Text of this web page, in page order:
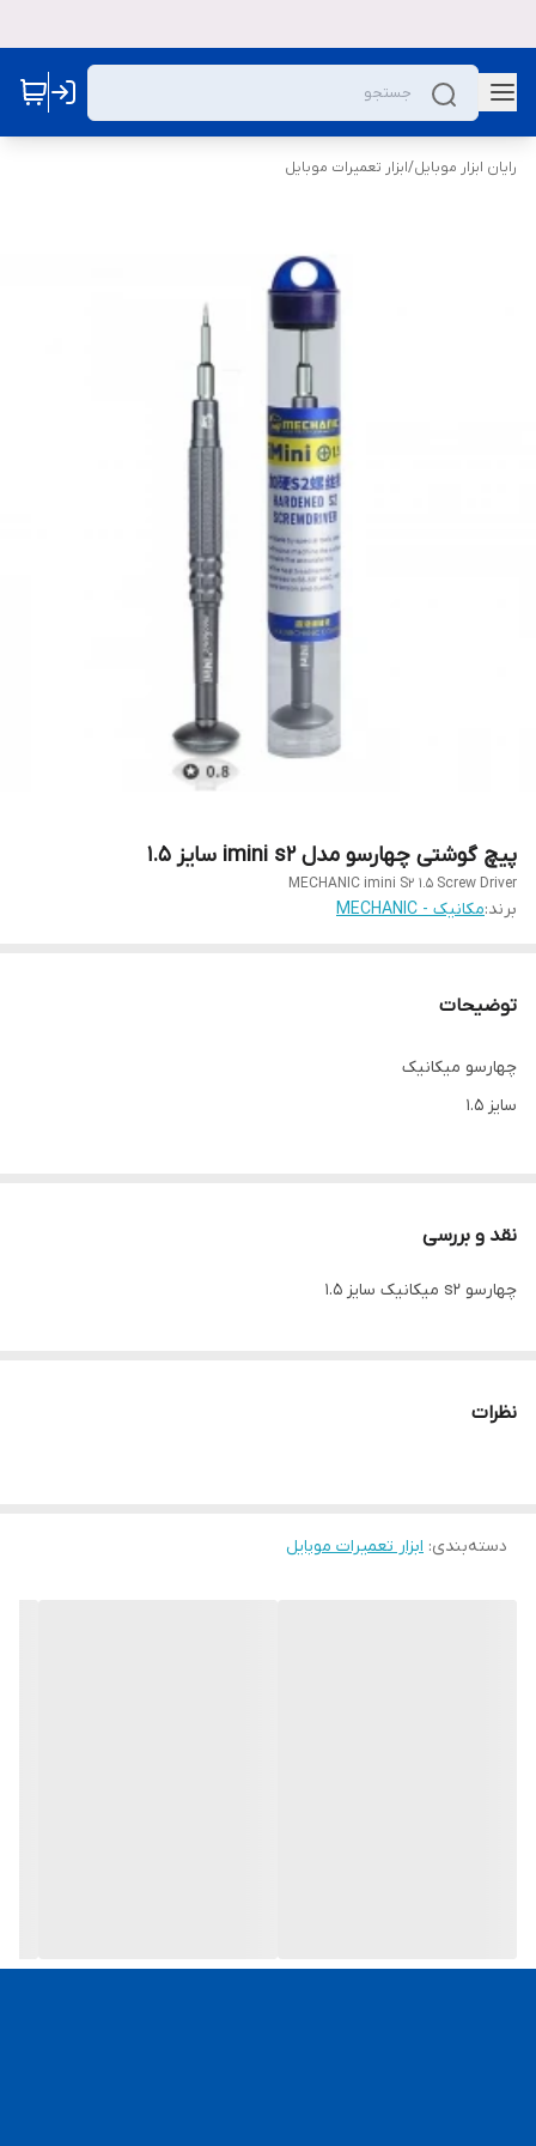
رایان ابزار موبایل/ابزار تعمیرات موبایل
پیچ گوشتی چهارسو مدل imini s2 سایز 1.5
MECHANIC imini S2 1.5 Screw Driver
برند:مکانیک - MECHANIC
توضیحات
چهارسو میکانیک
سایز 1.5
نقد و بررسی
چهارسو s2 میکانیک سایز 1.5
نظرات
دسته‌بندی: ابزار تعمیرات موبایل